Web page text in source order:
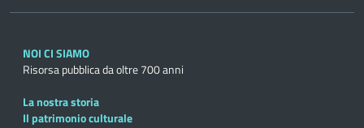
NOI CI SIAMO
Risorsa pubblica da oltre 700 anni
La nostra storia
Il patrimonio culturale